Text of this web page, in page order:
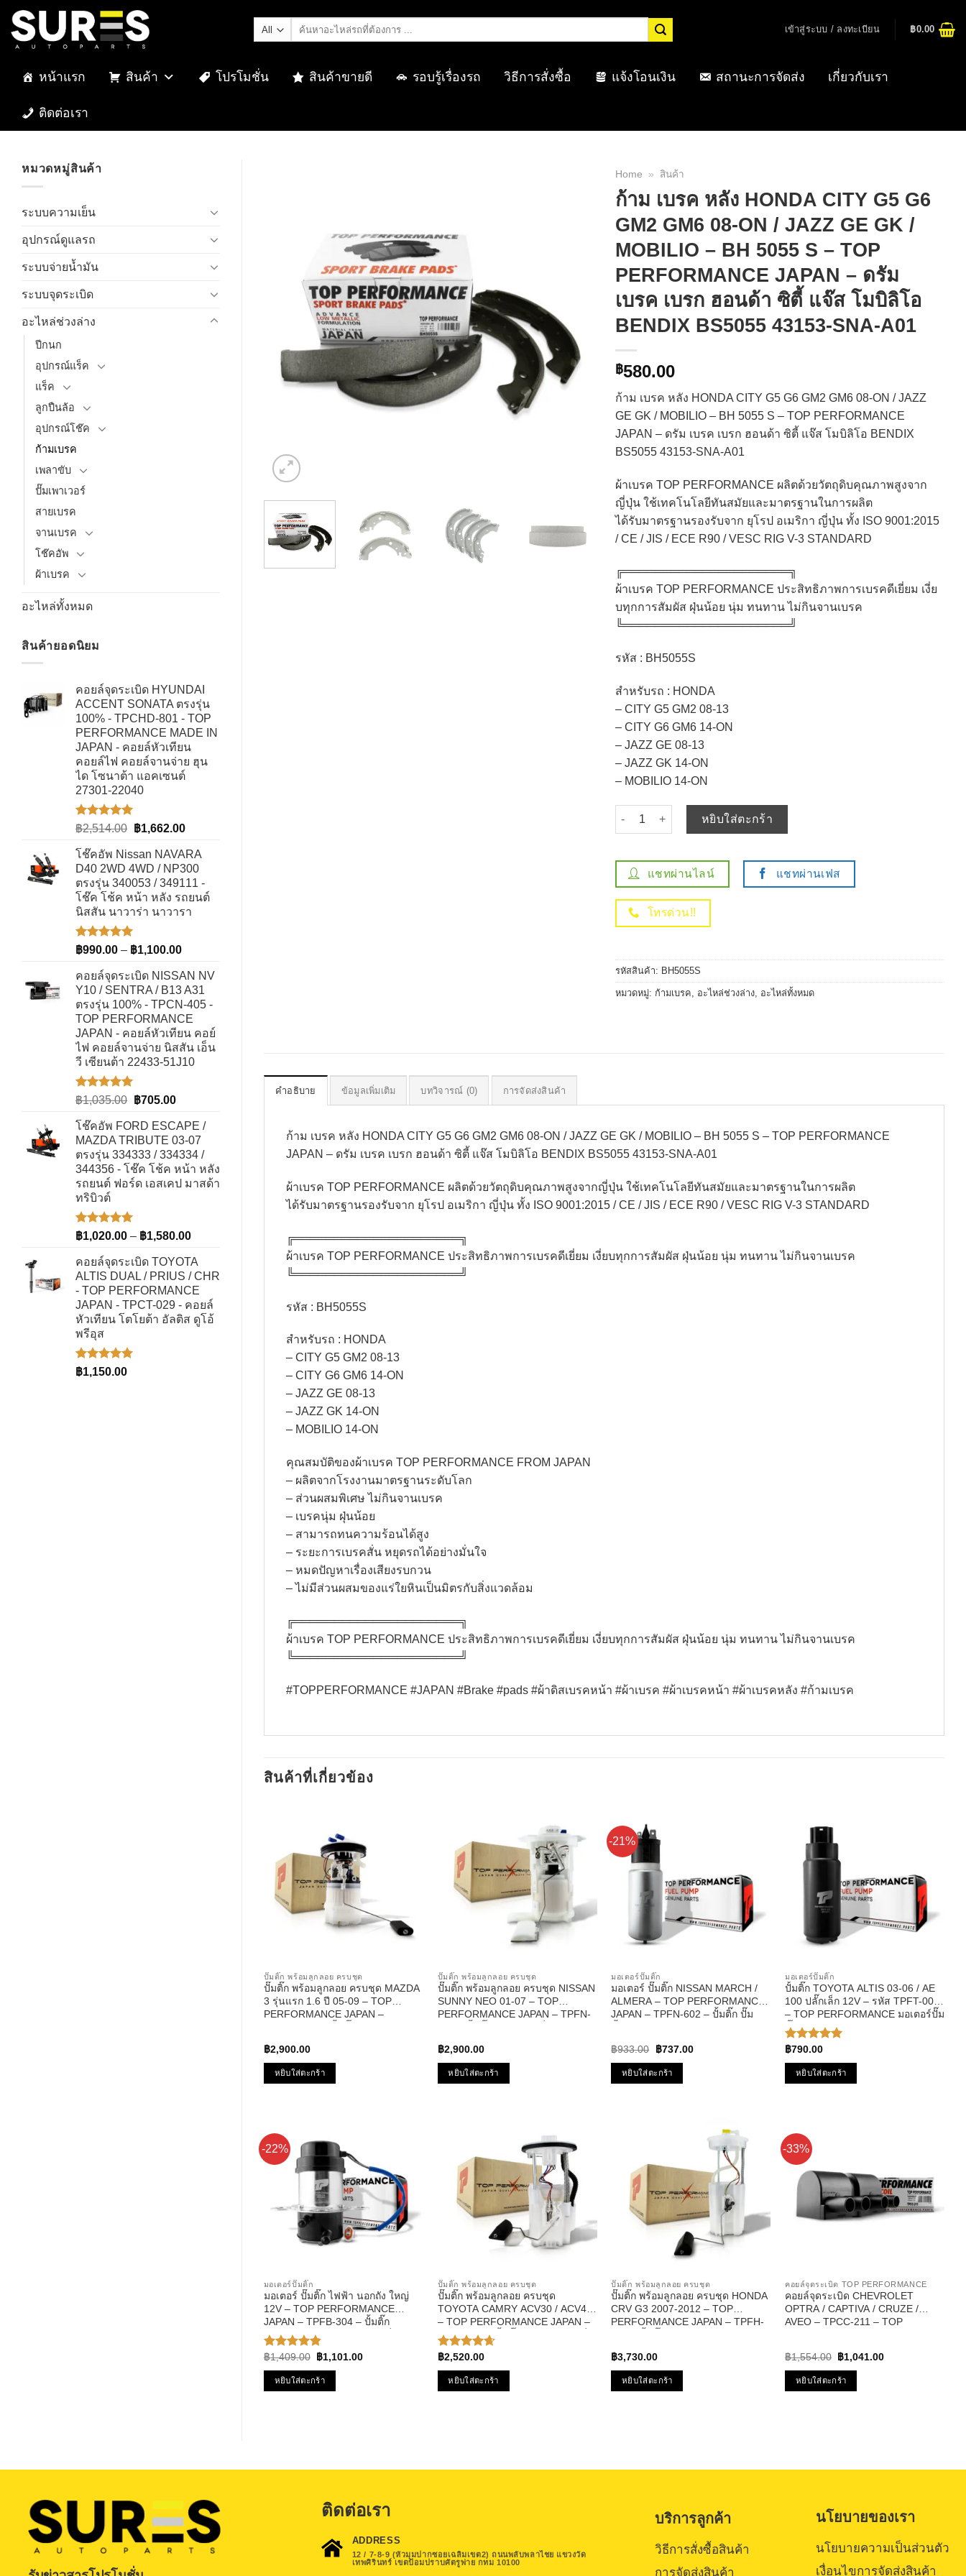
Skip
content
ค้นหา:
เข้าสู่ระบบ / ลงทะเบียน ฿0.00
หน้าแรก สินค้า โปรโมชั่น สินค้าขายดี รอบรู้เรื่องรถ วิธีการสั่งซื้อ แจ้งโอนเงิน สถานะการจัดส่ง เกี่ยวกับเรา
ติดต่อเรา
หมวดหมู่สินค้า
ระบบความเย็น
อุปกรณ์ดูแลรถ
ระบบจ่ายน้ำมัน
ระบบจุดระเบิด
อะไหล่ช่วงล่าง
ปีกนก
อุปกรณ์แร็ค
แร็ค
ลูกปืนล้อ
อุปกรณ์โช๊ค
ก้ามเบรค
เพลาขับ
ปั๊มเพาเวอร์
สายเบรค
จานเบรค
โช๊คอัพ
ผ้าเบรค
อะไหล่ทั้งหมด
สินค้ายอดนิยม
คอยล์จุดระเบิด HYUNDAI
ACCENT SONATA ตรงรุ่น
100% - TPCHD-801 - TOP
PERFORMANCE MADE IN
JAPAN - คอยล์หัวเทียน
คอยล์ไฟ คอยล์จานจ่าย ฮุน
ได โซนาต้า แอคเซนต์
27301-22040
ให้คะแนน
1-5
คะแนน
฿2,514.00 Original
was:
฿2,514.00.
฿1,662.00Current
is:
฿1,662.00.
โช๊คอัพ Nissan NAVARA
D40 2WD 4WD / NP300
ตรงรุ่น 340053 / 349111 -
โช๊ค โช้ค หน้า หลัง รถยนต์
นิสสัน นาวาร่า นาวารา
ให้คะแนน
1-5
คะแนน
฿990.00 – ฿1,100.00Price
฿990.00
through
฿1,100.00
คอยล์จุดระเบิด NISSAN NV
Y10 / SENTRA / B13 A31
ตรงรุ่น 100% - TPCN-405 -
TOP PERFORMANCE
JAPAN - คอยล์หัวเทียน คอย์
ไฟ คอยล์จานจ่าย นิสสัน เอ็น
วี เซียนต้า 22433-51J10
ให้คะแนน
1-5
คะแนน
฿1,035.00 Original
was:
฿1,035.00.
฿705.00Current
is:
฿705.00.
โช๊คอัพ FORD ESCAPE /
MAZDA TRIBUTE 03-07
ตรงรุ่น 334333 / 334334 /
344356 - โช๊ค โช้ค หน้า หลัง
รถยนต์ ฟอร์ด เอสเคป มาสด้า
ทริบิวต์
ให้คะแนน
1-5
คะแนน
฿1,020.00 – ฿1,580.00Price
฿1,020.00
through
฿1,580.00
คอยล์จุดระเบิด TOYOTA
ALTIS DUAL / PRIUS / CHR
- TOP PERFORMANCE
JAPAN - TPCT-029 - คอยล์
หัวเทียน โตโยต้า อัลติส ดูโอ้
พรีอุส
ให้คะแนน
฿1,150.00
Home » สินค้า
ก้าม เบรค หลัง HONDA CITY G5 G6
GM2 GM6 08-ON / JAZZ GE GK /
MOBILIO – BH 5055 S – TOP
PERFORMANCE JAPAN – ดรัม
เบรค เบรก ฮอนด้า ซิตี้ แจ๊ส โมบิลิโอ
BENDIX BS5055 43153-SNA-A01
฿580.00
ก้าม เบรค หลัง HONDA CITY G5 G6 GM2 GM6 08-ON / JAZZ
GE GK / MOBILIO – BH 5055 S – TOP PERFORMANCE
JAPAN – ดรัม เบรค เบรก ฮอนด้า ซิตี้ แจ๊ส โมบิลิโอ BENDIX
BS5055 43153-SNA-A01
ผ้าเบรค TOP PERFORMANCE ผลิตด้วยวัตถุดิบคุณภาพสูงจาก
ญี่ปุ่น ใช้เทคโนโลยีทันสมัยและมาตรฐานในการผลิต
ได้รับมาตรฐานรองรับจาก ยุโรป อเมริกา ญี่ปุ่น ทั้ง ISO 9001:2015
/ CE / JIS / ECE R90 / VESC RIG V-3 STANDARD
╔═════════════════════╗​
ผ้าเบรค TOP PERFORMANCE ประสิทธิภาพการเบรคดีเยี่ยม เงี่ย
บทุกการสัมผัส ฝุ่นน้อย นุ่ม ทนทาน ไม่กินจานเบรค
╚═════════════════════╝
รหัส : BH5055S
สำหรับรถ : HONDA
– CITY G5 GM2 08-13
– CITY G6 GM6 14-ON
– JAZZ GE 08-13
– JAZZ GK 14-ON
– MOBILIO 14-ON
จำนวน ก้าม เบรค หลัง HONDA CITY G5 G6 GM2 GM6 08-ON / JAZZ GE
หยิบใส่ตะกร้า
แชทผ่านไลน์ แชทผ่านเฟส
โทรด่วน!!
รหัสสินค้า: BH5055S
หมวดหมู่: ก้ามเบรค, อะไหล่ช่วงล่าง, อะไหล่ทั้งหมด
คำอธิบาย ข้อมูลเพิ่มเติม บทวิจารณ์ (0) การจัดส่งสินค้า
ก้าม เบรค หลัง HONDA CITY G5 G6 GM2 GM6 08-ON / JAZZ GE GK / MOBILIO – BH 5055 S – TOP PERFORMANCE
JAPAN – ดรัม เบรค เบรก ฮอนด้า ซิตี้ แจ๊ส โมบิลิโอ BENDIX BS5055 43153-SNA-A01
ผ้าเบรค TOP PERFORMANCE ผลิตด้วยวัตถุดิบคุณภาพสูงจากญี่ปุ่น ใช้เทคโนโลยีทันสมัยและมาตรฐานในการผลิต
ได้รับมาตรฐานรองรับจาก ยุโรป อเมริกา ญี่ปุ่น ทั้ง ISO 9001:2015 / CE / JIS / ECE R90 / VESC RIG V-3 STANDARD
╔═════════════════════╗​
ผ้าเบรค TOP PERFORMANCE ประสิทธิภาพการเบรคดีเยี่ยม เงี่ยบทุกการสัมผัส ฝุ่นน้อย นุ่ม ทนทาน ไม่กินจานเบรค
╚═════════════════════╝
รหัส : BH5055S
สำหรับรถ : HONDA
– CITY G5 GM2 08-13
– CITY G6 GM6 14-ON
– JAZZ GE 08-13
– JAZZ GK 14-ON
– MOBILIO 14-ON
คุณสมบัติของผ้าเบรค TOP PERFORMANCE FROM JAPAN​
– ผลิตจากโรงงานมาตรฐานระดับโลก​
– ส่วนผสมพิเศษ ไม่กินจานเบรค
– เบรคนุ่ม ฝุ่นน้อย​
– สามารถทนความร้อนได้สูง​
– ระยะการเบรคสั่น หยุดรถได้อย่างมั่นใจ
– หมดปัญหาเรื่องเสียงรบกวน​
– ไม่มีส่วนผสมของแร่ใยหินเป็นมิตรกับสิ่งแวดล้อม​
╔═════════════════════╗​
ผ้าเบรค TOP PERFORMANCE ประสิทธิภาพการเบรคดีเยี่ยม เงี่ยบทุกการสัมผัส ฝุ่นน้อย นุ่ม ทนทาน ไม่กินจานเบรค
╚═════════════════════╝
#TOPPERFORMANCE #JAPAN #Brake #pads #ผ้าดิสเบรคหน้า #ผ้าเบรค #ผ้าเบรคหน้า #ผ้าเบรคหลัง #ก้ามเบรค
สินค้าที่เกี่ยวข้อง
ปั๊มติ๊ก พร้อมลูกลอย ครบชุด
ปั๊มติ๊ก พร้อมลูกลอย ครบชุด MAZDA
3 รุ่นแรก 1.6 ปี 05-09 – TOP
PERFORMANCE JAPAN –
฿2,900.00
หยิบใส่ตะกร้า
ปั๊มติ๊ก พร้อมลูกลอย ครบชุด
ปั๊มติ๊ก พร้อมลูกลอย ครบชุด NISSAN
SUNNY NEO 01-07 – TOP
PERFORMANCE JAPAN – TPFN-
฿2,900.00
หยิบใส่ตะกร้า
-21%
มอเตอร์ปั๊มติ๊ก
มอเตอร์ ปั๊มติ๊ก NISSAN MARCH /
ALMERA – TOP PERFORMANCE
JAPAN – TPFN-602 – ปั้มติ๊ก ปั๊ม
฿933.00
Original
was:
฿933.00.
฿737.00Current
หยิบใส่ตะกร้า
มอเตอร์ปั๊มติ๊ก
ปั้มติ๊ก TOYOTA ALTIS 03-06 / AE
100 ปลั๊กเล็ก 12V – รหัส TPFT-001
– TOP PERFORMANCE มอเตอร์ปั๊ม
ติ๊ก ของแท้100% MADE IN JAPAN
ให้คะแนน
5.00ตั้งแต่
1-5
คะแนน
฿790.00
หยิบใส่ตะกร้า
-22%
มอเตอร์ปั๊มติ๊ก
มอเตอร์ ปั๊มติ๊ก ไฟฟ้า นอกถัง ใหญ่
12V – TOP PERFORMANCE
JAPAN – TPFB-304 – ปั้มติ๊ก
BOSCH ดัดแปลงใส่รถได้ทุกยี่ห้อ
ให้คะแนน
4.86ตั้งแต่
1-5
คะแนน
฿1,409.00 Original
was:
฿1,409.00.
฿1,101.00Current
หยิบใส่ตะกร้า
ปั๊มติ๊ก พร้อมลูกลอย ครบชุด
ปั๊มติ๊ก พร้อมลูกลอย ครบชุด
TOYOTA CAMRY ACV30 / ACV40
– TOP PERFORMANCE JAPAN –
TPFT-993 – ปั้มติ๊ก โตโยต้า แคมรี่
ให้คะแนน
4.67ตั้งแต่
1-5
คะแนน
฿2,520.00
หยิบใส่ตะกร้า
ปั๊มติ๊ก พร้อมลูกลอย ครบชุด
ปั๊มติ๊ก พร้อมลูกลอย ครบชุด HONDA
CRV G3 2007-2012 – TOP
PERFORMANCE JAPAN – TPFH-
฿3,730.00
หยิบใส่ตะกร้า
-33%
คอยล์จุดระเบิด TOP PERFORMANCE
คอยล์จุดระเบิด CHEVROLET
OPTRA / CAPTIVA / CRUZE /
AVEO – TPCC-211 – TOP
฿1,554.00 Original
was:
฿1,554.00.
฿1,041.00Current
หยิบใส่ตะกร้า
ติดต่อเรา
ADDRESS
12 / 7-8-9 (หัวมุมปากซอยเฉลิมเขต2) ถนนพลับพลาไชย แขวงวัด
เทพศิรินทร์ เขตป้อมปราบศัตรูพ่าย กทม 10100
บริการลูกค้า
วิธีการสั่งซื้อสินค้า
การจัดส่งสินค้า
นโยบายของเรา
นโยบายความเป็นส่วนตัว
เงื่อนไขการจัดส่งสินค้า